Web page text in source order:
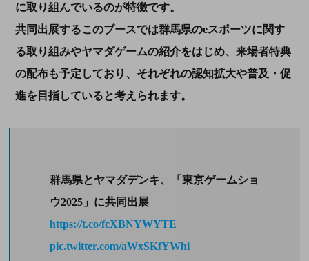
に取り組んでいるのが特徴です。
共同出展するこのブースでは群馬県のeスポーツに関す
る取り組みやヤマダゲームの紹介をはじめ、来場者特典
の配布も予定しており、それぞれの認知拡大や普及・促
進を目指していると考えられます。
群馬県とヤマダデンキ、「東京ゲームショ
ウ2025」に共同出展
https://t.co/fcXBNYWYTE
pic.twitter.com/aWxSKfYWhi